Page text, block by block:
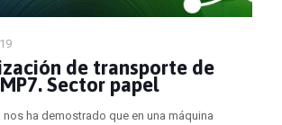
de transporte de
Sector papel
nos ha demostrado que en una máquina